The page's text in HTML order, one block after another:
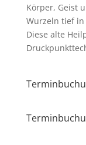
Körper, Geist
Wurzeln tief
Diese alte